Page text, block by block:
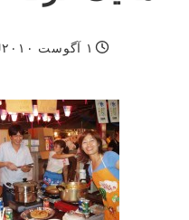
منتشر شده
۱ آگوست ۲۰۱۰